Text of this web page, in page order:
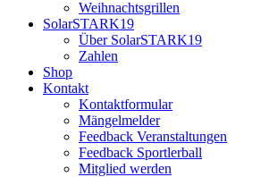
Weihnachtsgrillen
SolarSTARK19
Über SolarSTARK19
Zahlen
Shop
Kontakt
Kontaktformular
Mängelmelder
Feedback Veranstaltungen
Feedback Sportlerball
Mitglied werden